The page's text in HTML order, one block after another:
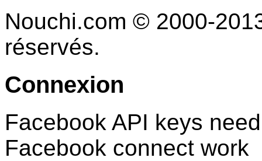
Nouchi.com © 2000-
réservés.
Connexion
Facebook API keys
Facebook connect work